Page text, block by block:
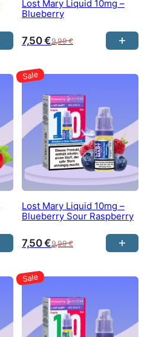
Lost Mary Liquid 10mg –
Blueberry
9,99€
7,50€
Lost Mary Liquid 10mg –
Blueberry Sour Raspberry
9,99€
7,50€